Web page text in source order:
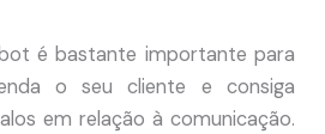
é bastante importante para
o seu cliente e consiga
em relação à comunicação.